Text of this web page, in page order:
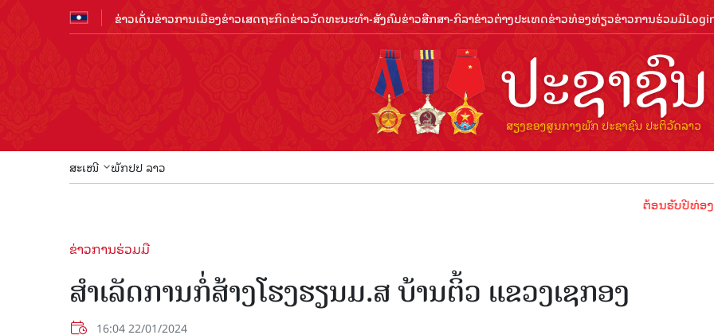
ຂ່າວເດັ່ນຂ່າວການເມືອງຂ່າວເສດຖະກິດຂ່າວວັດທະນະທຳ-ສັງຄົມຂ່າວສືກສາ-ກິລາຂ່າວຕ່າງປະເທດຂ່າວທ່ອງທ່ຽວຂ່າວການຮ່ວມມື
ສະເໜີ ພັກປປ ລາວ
ຕ້ອນຮັບປີທ່ອງທ່ຽວລ
ຂ່າວການຮ່ວມມື
ສຳເລັດການກໍ່ສ້າງໂຮງຮຽນມ.ສ ບ້ານຕິ້ວ ແຂວງເຊກອງ
16:04 22/01/2024